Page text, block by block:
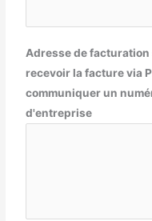
Adresse de
recevoir la facture via
communiquer un
d'entreprise